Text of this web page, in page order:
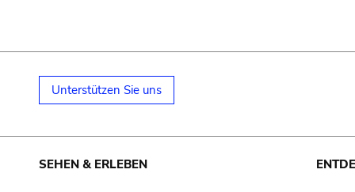
Unterstützen Sie uns
SEHEN & ERLEBEN